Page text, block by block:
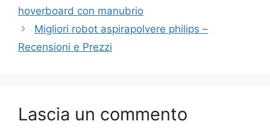
hoverboard con manubrio
Migliori robot aspirapolvere philips –
Recensioni e Prezzi
Lascia un commento